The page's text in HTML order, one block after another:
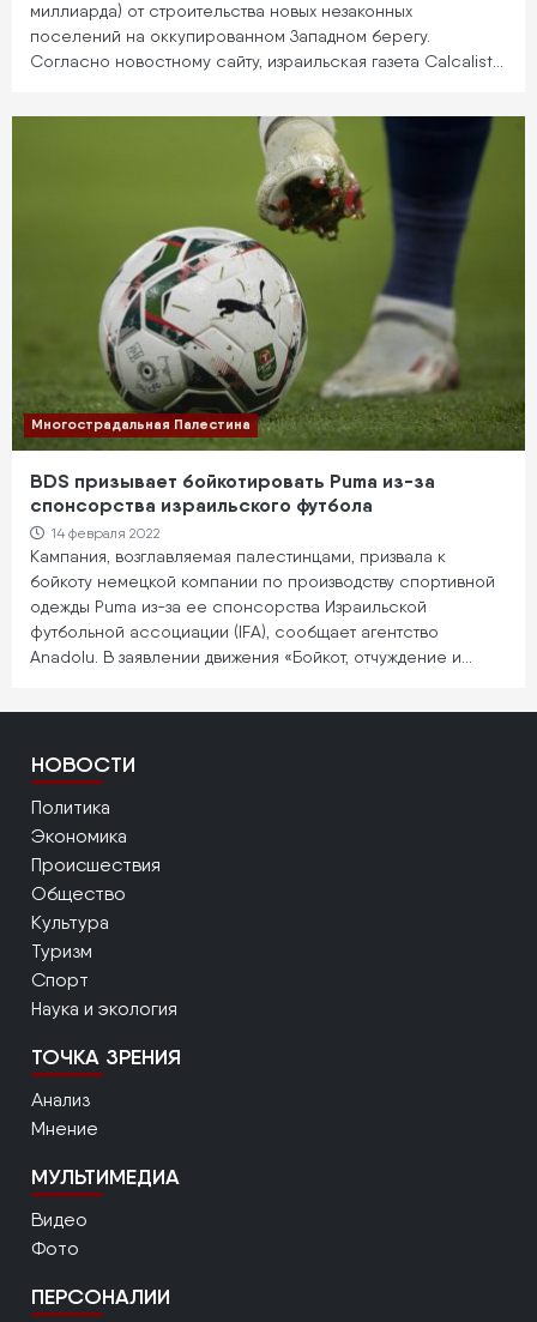
миллиарда) от строительства новых незаконных
поселений на оккупированном Западном берегу.
Согласно новостному сайту, израильская газета Calcalist…
Многострадальная Палестина
BDS призывает бойкотировать Puma из-за
спонсорства израильского футбола
14 февраля 2022
Кампания, возглавляемая палестинцами, призвала к
бойкоту немецкой компании по производству спортивной
одежды Puma из-за ее спонсорства Израильской
футбольной ассоциации (IFA), сообщает агентство
Anadolu. В заявлении движения «Бойкот, отчуждение и…
НОВОСТИ
Политика
Экономика
Происшествия
Общество
Культура
Туризм
Спорт
Наука и экология
ТОЧКА ЗРЕНИЯ
Анализ
Мнение
МУЛЬТИМЕДИА
Видео
Фото
ПЕРСОНАЛИИ